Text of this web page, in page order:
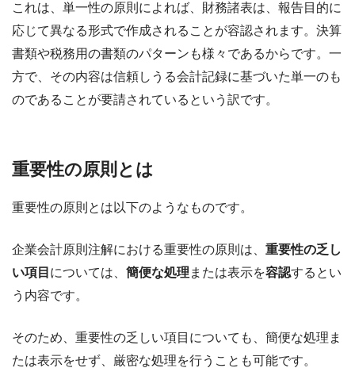
これは、単一性の原則によれば、財務諸表は、報告目的に
応じて異なる形式で作成されることが容認されます。決算
書類や税務用の書類のパターンも様々であるからです。一
方で、その内容は信頼しうる会計記録に基づいた単一のも
のであることが要請されているという訳です。
重要性の原則とは
重要性の原則とは以下のようなものです。
企業会計原則注解における重要性の原則は、 重要性の乏し
い項目 については、 簡便な処理 または表示を容認するとい
う内容です。
そのため、重要性の乏しい項目についても、簡便な処理ま
たは表示をせず、厳密な処理を行うことも可能です。